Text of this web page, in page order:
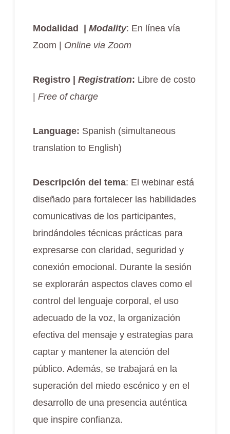
Modalidad Modality: En línea vía
Zoom | Online via Zoom
Registro | Registration: Libre de costo
Free of charge
Language: Spanish (simultaneous
translation to English)
Descripción del tema: El webinar está
diseñado para fortalecer las habilidades
comunicativas de los participantes,
brindándoles técnicas prácticas para
expresarse con claridad, seguridad y
conexión emocional. Durante la sesión
se explorarán aspectos claves como el
control del lenguaje corporal, el uso
adecuado de la voz, la organización
efectiva del mensaje y estrategias para
captar y mantener la atención del
público. Además, se trabajará en la
superación del miedo escénico y en el
desarrollo de una presencia auténtica
que inspire confianza.